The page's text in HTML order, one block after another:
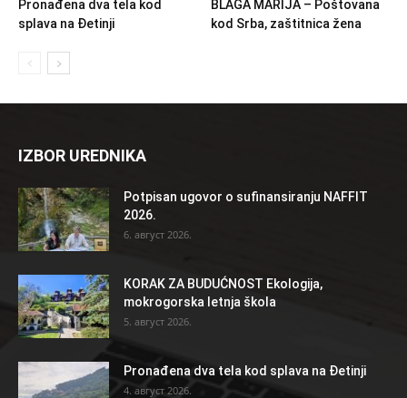
Pronađena dva tela kod
splava na Đetinji
BLAGA MARIJA – Poštovana
kod Srba, zaštitnica žena
IZBOR UREDNIKA
Potpisan ugovor o sufinansiranju NAFFIT
2026.
6. август 2026.
KORAK ZA BUDUĆNOST Ekologija,
mokrogorska letnja škola
5. август 2026.
Pronađena dva tela kod splava na Đetinji
4. август 2026.